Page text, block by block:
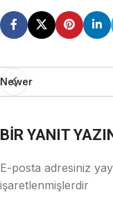
Newer
BIR YANIT
E-posta adresiniz
işaretlenmişlerdir